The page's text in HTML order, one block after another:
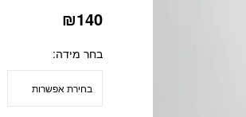
₪140
בחר מידה